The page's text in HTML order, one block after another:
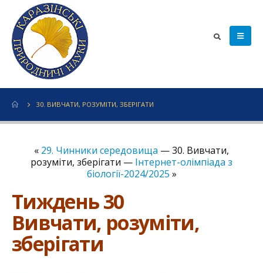
30. ВИВЧАТИ, РОЗУМІТИ, ЗБЕРІГАТИ
« 29. Чинники середовища — 30. Вивчати,
розуміти, зберігати — Інтернет-олімпіада з
біології-2024/2025 »
Тиждень 30
Вивчати, розуміти,
зберігати